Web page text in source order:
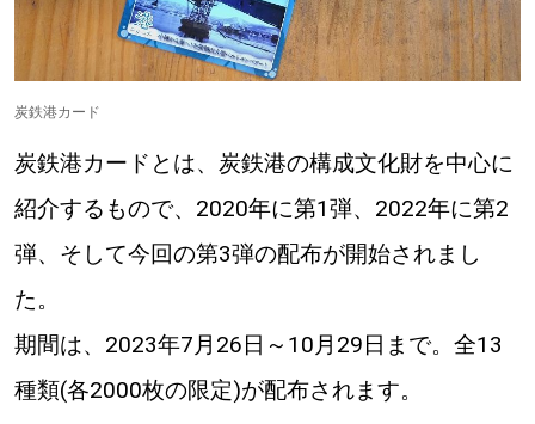
炭鉄港カード
炭鉄港カードとは、炭鉄港の構成文化財を中心に
紹介するもので、2020年に第1弾、2022年に第2
弾、そして今回の第3弾の配布が開始されまし
た。
期間は、2023年7月26日～10月29日まで。全13
種類(各2000枚の限定)が配布されます。